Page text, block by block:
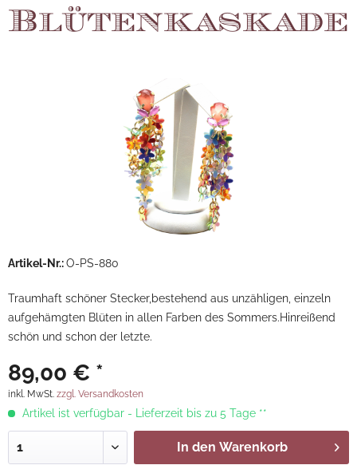
Blütenkaskade
Artikel-Nr.:O-PS-880
Traumhaft schöner Stecker,bestehend aus unzähligen, einzeln
aufgehämgten Blüten in allen Farben des Sommers.Hinreißend
schön und schon der letzte.
89,00 € *
inkl. MwSt. zzgl. Versandkosten
Artikel ist verfügbar - Lieferzeit bis zu 5 Tage **
In den Warenkorb